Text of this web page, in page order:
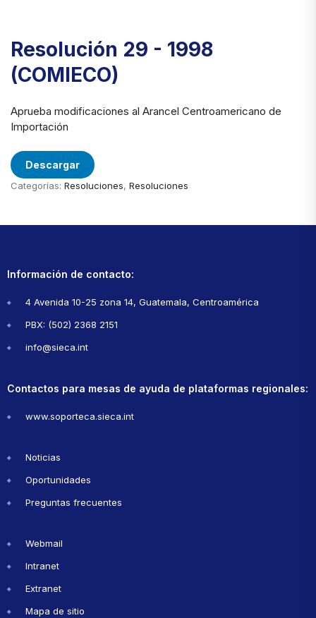
Resolución 29 - 1998
(COMIECO)
Aprueba modificaciones al Arancel Centroamericano de
Importación
Descargar
Categorías: Resoluciones, Resoluciones
Información de contacto:
4 Avenida 10-25 zona 14, Guatemala, Centroamérica
PBX: (502) 2368 2151
info@sieca.int
Contactos para mesas de ayuda de plataformas regionales:
www.soporteca.sieca.int
Noticias
Oportunidades
Preguntas frecuentes
Webmail
Intranet
Extranet
Mapa de sitio